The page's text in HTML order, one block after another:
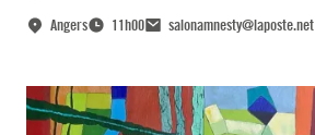
Angers
11h00 salonamnesty@laposte.net